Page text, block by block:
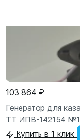
103 864 ₽
Генератор для
ТТ ИПВ-142154
Купить в 1 клик